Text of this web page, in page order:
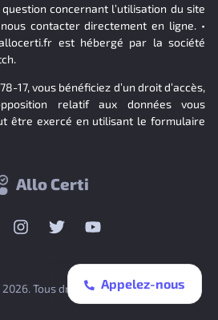
Appelez-nous
question concernant l’utilisation du site
contacter directement en ligne. •
est hébergé par la société
17, vous bénéficiez d’un droit d’accès,
relatif aux données vous
être exercé en utilisant le formulaire
Allo Certi
Tous droits réservés.